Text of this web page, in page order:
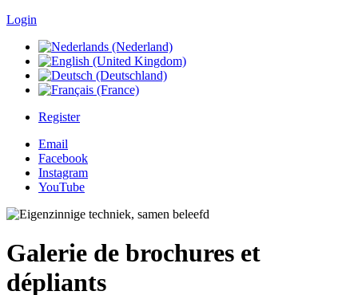
Login
Register
Email
Facebook
Instagram
YouTube
Galerie de brochures et
dépliants